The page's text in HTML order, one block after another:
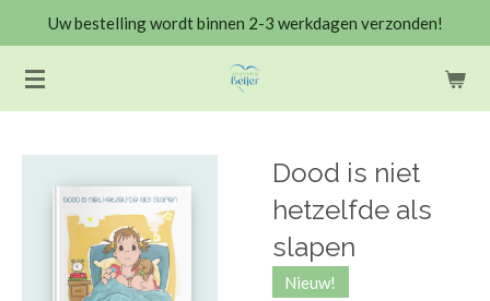
naar
de
Uw bestelling wordt binnen 2-3 werkdagen verzonden!
Dood is niet
hetzelfde als
slapen
Nieuw!